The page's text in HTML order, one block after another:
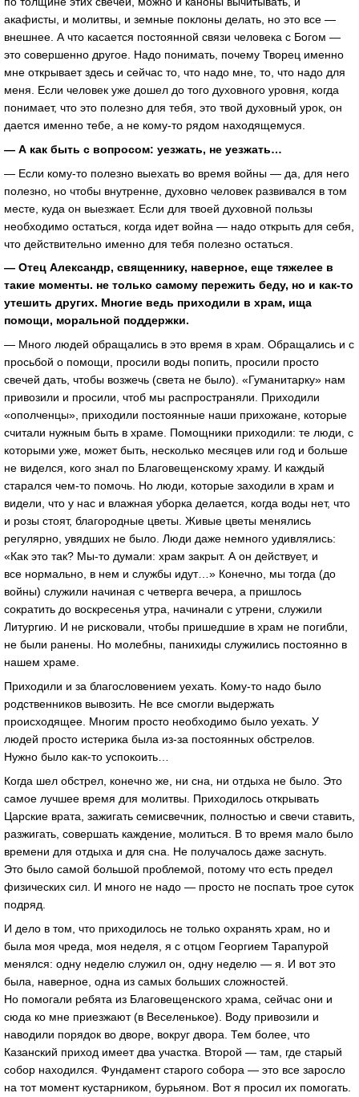
акафисты, и молитвы, и земные поклоны делать, но это все —
внешнее. А что касается постоянной связи человека с Богом —
это совершенно другое. Надо понимать, почему Творец именно
мне открывает здесь и сейчас то, что надо мне, то, что надо для
меня. Если человек уже дошел до того духовного уровня, когда
понимает, что это полезно для тебя, это твой духовный урок, он
дается именно тебе, а не кому-то рядом находящемуся.
— А как быть с вопросом: уезжать, не уезжать…
— Если кому-то полезно выехать во время войны — да, для него
полезно, но чтобы внутренне, духовно человек развивался в том
месте, куда он выезжает. Если для твоей духовной пользы
необходимо остаться, когда идет война — надо открыть для себя,
что действительно именно для тебя полезно остаться.
— Отец Александр, священнику, наверное, еще тяжелее в
такие моменты. не только самому пережить беду, но и как-то
утешить других. Многие ведь приходили в храм, ища
помощи, моральной поддержки.
— Много людей обращались в это время в храм. Обращались и с
просьбой о помощи, просили воды попить, просили просто
свечей дать, чтобы возжечь (света не было). «Гуманитарку» нам
привозили и просили, чтоб мы распространяли. Приходили
«ополченцы», приходили постоянные наши прихожане, которые
считали нужным быть в храме. Помощники приходили: те люди, с
которыми уже, может быть, несколько месяцев или год и больше
не виделся, кого знал по Благовещенскому храму. И каждый
старался чем-то помочь. Но люди, которые заходили в храм и
видели, что у нас и влажная уборка делается, когда воды нет, что
и розы стоят, благородные цветы. Живые цветы менялись
регулярно, увядших не было. Люди даже немного удивлялись:
«Как это так? Мы-то думали: храм закрыт. А он действует, и
все нормально, в нем и службы идут…» Конечно, мы тогда (до
войны) служили начиная с четверга вечера, а пришлось
сократить до воскресенья утра, начинали с утрени, служили
Литургию. И не рисковали, чтобы пришедшие в храм не погибли,
не были ранены. Но молебны, панихиды служились постоянно в
нашем храме.
Приходили и за благословением уехать. Кому-то надо было
родственников вывозить. Не все смогли выдержать
происходящее. Многим просто необходимо было уехать. У
людей просто истерика была из-за постоянных обстрелов.
Нужно было как-то успокоить…
Когда шел обстрел, конечно же, ни сна, ни отдыха не было. Это
самое лучшее время для молитвы. Приходилось открывать
Царские врата, зажигать семисвечник, полностью и свечи ставить,
разжигать, совершать каждение, молиться. В то время мало было
времени для отдыха и для сна. Не получалось даже заснуть.
Это было самой большой проблемой, потому что есть предел
физических сил. И много не надо — просто не поспать трое суток
подряд.
И дело в том, что приходилось не только охранять храм, но и
была моя чреда, моя неделя, я с отцом Георгием Тарапурой
менялся: одну неделю служил он, одну неделю — я. И вот это
была, наверное, одна из самых больших сложностей.
Но помогали ребята из Благовещенского храма, сейчас они и
сюда ко мне приезжают (в Веселенькое). Воду привозили и
наводили порядок во дворе, вокруг двора. Тем более, что
Казанский приход имеет два участка. Второй — там, где старый
собор находился. Фундамент старого собора — это все заросло
на тот момент кустарником, бурьяном. Вот я просил их помогать.